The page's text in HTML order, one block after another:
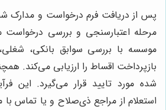
پس از دریافت فرم درخواست و مدارک
مرحله اعتبارسنجی و بررسی درخواست
موسسه با بررسی سوابق بانکی،
بازپرداخت اقساط را ارزیابی می‌کند.
شده مورد تایید قرار می‌گیرد. این
استعلام از مراجع ذی‌صلاح و یا تماس با